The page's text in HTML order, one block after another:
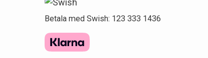
Betala med Swish: 123 333 1436